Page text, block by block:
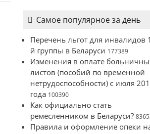
Самое популярное за день
Перечень льгот для инвалидов
й группы в Беларуси 177389
Изменения в оплате
листов (пособий по временной
нетрудоспособности) с июля
года 100390
Как официально стать
ремесленником в Беларуси?
Правила и оформление опеки